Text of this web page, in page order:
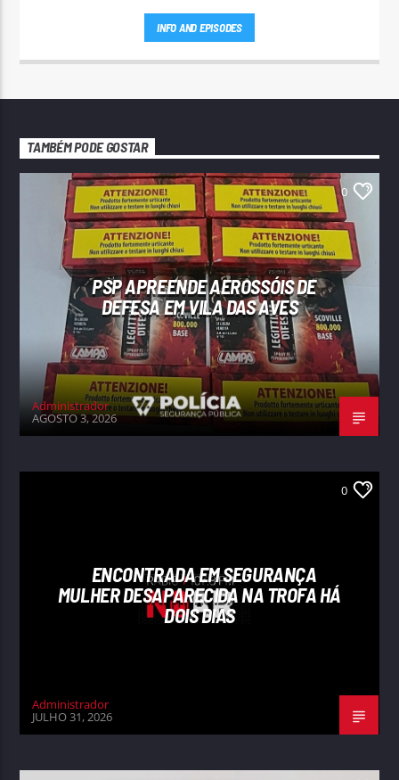
INFO AND EPISODES
TAMBÉM PODE GOSTAR
0
PSP APREENDE AEROSSÓIS DE
DEFESA EM VILA DAS AVES
Administrador
AGOSTO 3, 2026
0
ENCONTRADA EM SEGURANÇA
MULHER DESAPARECIDA NA TROFA HÁ
DOIS DIAS
Administrador
JULHO 31, 2026